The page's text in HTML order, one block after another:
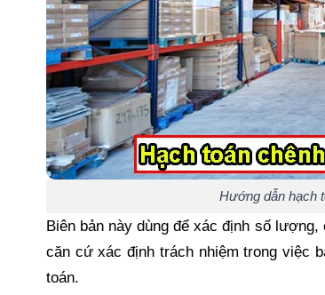
Hướng dẫn hạch
Biên bản này dùng để xác định số
căn cứ xác định trách nhiệm trong việc
toán.